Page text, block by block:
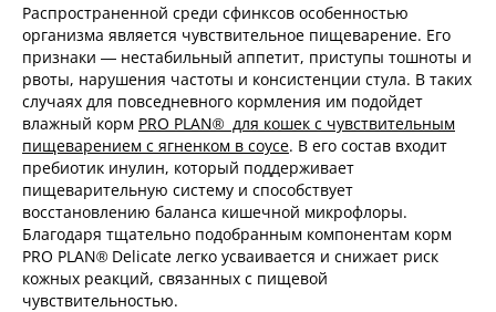
Распространенной среди сфинксов особенностью
организма является чувствительное пищеварение. Его
признаки — нестабильный аппетит, приступы тошноты и
рвоты, нарушения частоты и консистенции стула. В таких
случаях для повседневного кормления им подойдет
влажный корм PRO PLAN® для кошек с чувствительным
пищеварением с ягненком в соусе. В его состав входит
пребиотик инулин, который поддерживает
пищеварительную систему и способствует
восстановлению баланса кишечной микрофлоры.
Благодаря тщательно подобранным компонентам корм
PRO PLAN® Delicate легко усваивается и снижает риск
кожных реакций, связанных с пищевой
чувствительностью.